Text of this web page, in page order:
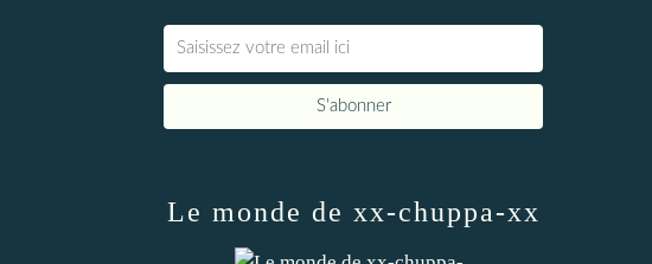
Le monde de xx-chuppa-xx